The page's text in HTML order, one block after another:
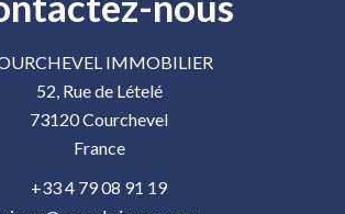
IMMOBILIER
52, Rue de Lételé
73120Courchevel
France
+33 4 79 08 91 19